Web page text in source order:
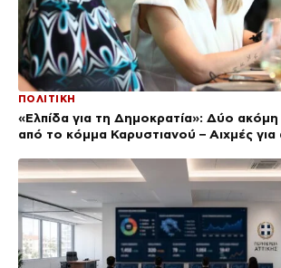
ΠΟΛΙΤΙΚΗ
«Ελπίδα για τη Δημοκρατία»: Δύο
από το κόμμα Καρυστιανού – Αιχμές για